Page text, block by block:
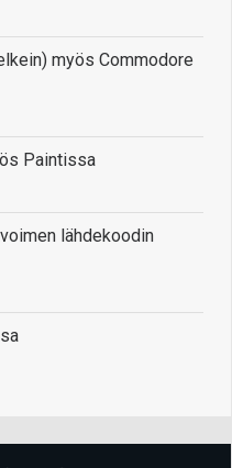
myös Commodore
Paintissa
lähdekoodin